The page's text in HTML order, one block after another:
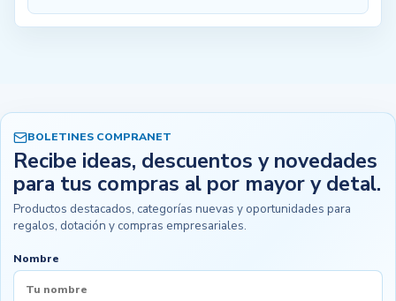
BOLETINES COMPRANET
Recibe ideas, descuentos y novedades
para tus compras al por mayor y detal.
Productos destacados, categorías nuevas y oportunidades para
regalos, dotación y compras empresariales.
Nombre